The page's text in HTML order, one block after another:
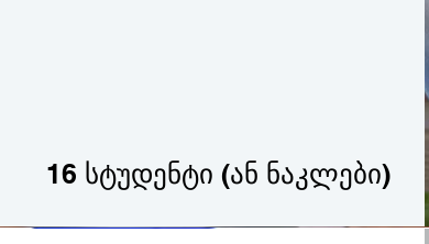
16 სტუდენტი (ან ნაკლები)